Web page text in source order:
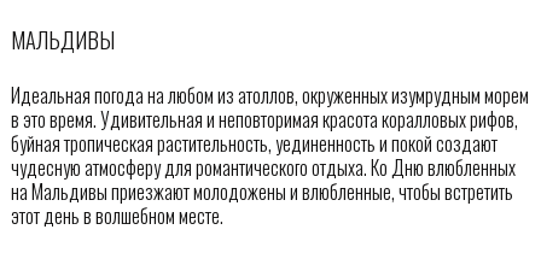
МАЛЬДИВЫ
Идеальная погода на любом из атоллов, окруженных изумрудным морем
в это время. Удивительная и неповторимая красота коралловых рифов,
буйная тропическая растительность, уединенность и покой создают
чудесную атмосферу для романтического отдыха. Ко Дню влюбленных
на Мальдивы приезжают молодожены и влюбленные, чтобы встретить
этот день в волшебном месте.